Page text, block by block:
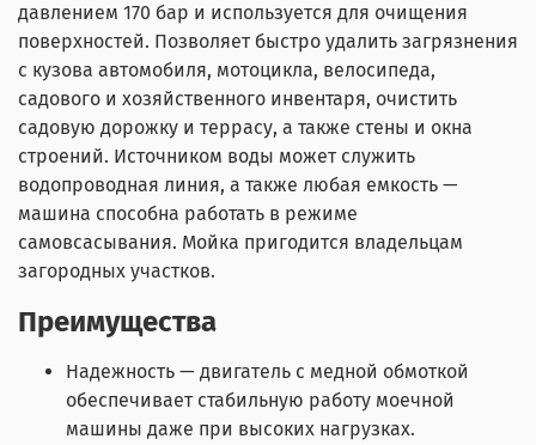
давлением 170 бар и используется для очищения
поверхностей. Позволяет быстро удалить загрязнения
с кузова автомобиля, мотоцикла, велосипеда,
садового и хозяйственного инвентаря, очистить
садовую дорожку и террасу, а также стены и окна
строений. Источником воды может служить
водопроводная линия, а также любая емкость —
машина способна работать в режиме
самовсасывания. Мойка пригодится владельцам
загородных участков.
Преимущества
Надежность — двигатель с медной обмоткой
обеспечивает стабильную работу моечной
машины даже при высоких нагрузках.